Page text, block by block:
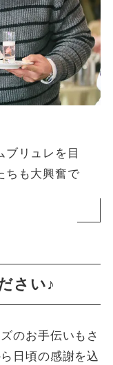
ブリュレを目
ちも大興奮で
さい♪
のお手伝いもさ
日頃の感謝を込